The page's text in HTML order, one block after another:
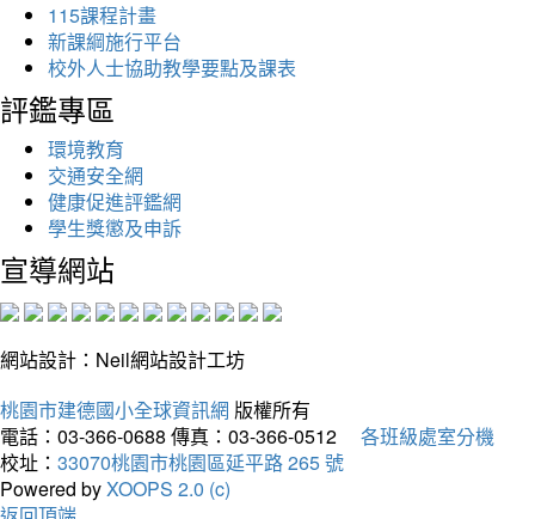
115課程計畫
新課綱施行平台
校外人士協助教學要點及課表
評鑑專區
環境教育
交通安全網
健康促進評鑑網
學生獎懲及申訴
宣導網站
網站設計：Neil網站設計工坊
桃園市建德國小全球資訊網 版權所有
電話：03-366-0688 傳真：03-366-0512
各班級處室分機
校址： 33070桃園市桃園區延平路 265 號
Powered byXOOPS 2.0 (c)